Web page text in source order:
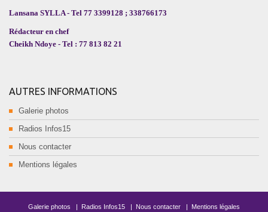
Lansana SYLLA - Tel 77 3399128 ; 338766173
Rédacteur en chef
Cheikh Ndoye - Tel : 77 813 82 21
AUTRES INFORMATIONS
Galerie photos
Radios Infos15
Nous contacter
Mentions légales
Galerie photos Radios Infos15 Nous contacter Mentions légales